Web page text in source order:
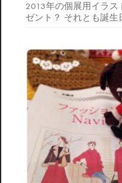
2013年の個展用イラス
ゼント？ それとも誕生